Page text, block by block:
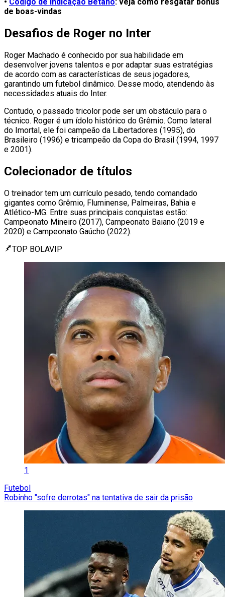
• Código de indicação Betano: veja como resgatar bônus
de boas-vindas
Desafios de Roger no Inter
Roger Machado é conhecido por sua habilidade em
desenvolver jovens talentos e por adaptar suas estratégias
de acordo com as características de seus jogadores,
garantindo um futebol dinâmico. Desse modo, atendendo às
necessidades atuais do Inter.
Contudo, o passado tricolor pode ser um obstáculo para o
técnico. Roger é um ídolo histórico do Grêmio. Como lateral
do Imortal, ele foi campeão da Libertadores (1995), do
Brasileiro (1996) e tricampeão da Copa do Brasil (1994, 1997
e 2001).
Colecionador de títulos
O treinador tem um currículo pesado, tendo comandado
gigantes como Grêmio, Fluminense, Palmeiras, Bahia e
Atlético-MG. Entre suas principais conquistas estão:
Campeonato Mineiro (2017), Campeonato Baiano (2019 e
2020) e Campeonato Gaúcho (2022).
TOP BOLAVIP
1
Futebol
Robinho "sofre derrotas" na tentativa de sair da prisão